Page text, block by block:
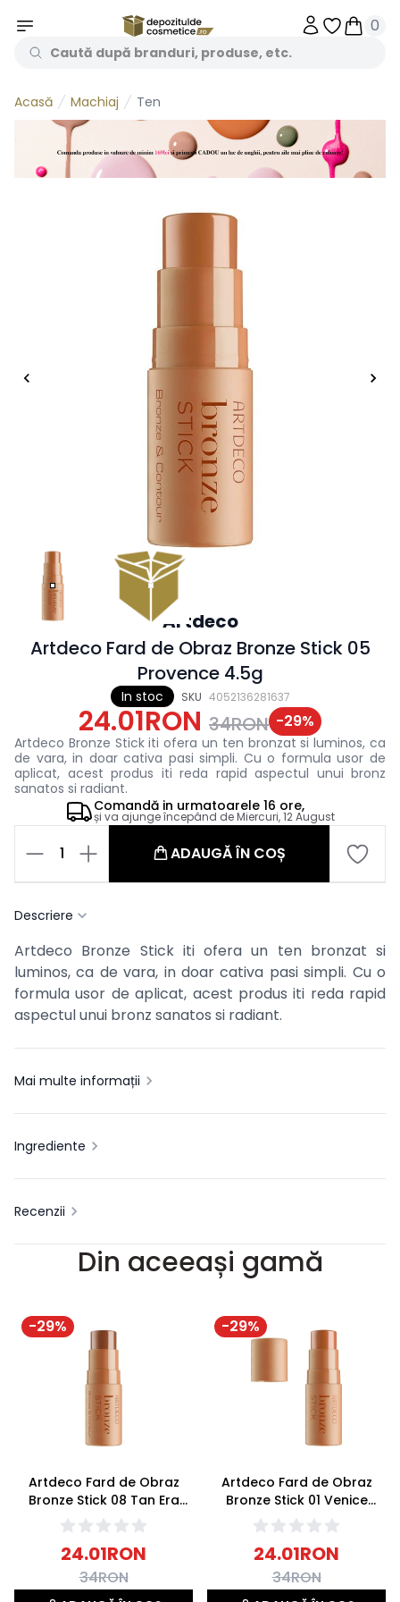
Obiecte
0
Acasă Machiaj Ten
In stoc SKU 4052136281637
Artdeco
Artdeco Fard de Obraz Bronze Stick 05
Provence 4.5g
24.01RON 34RON -29%
Artdeco Bronze Stick iti ofera un ten bronzat si luminos, ca
de vara, in doar cativa pasi simpli. Cu o formula usor de
aplicat, acest produs iti reda rapid aspectul unui bronz
sanatos si radiant.
Comandă in urmatoarele 16 ore,
și va ajunge începând deMiercuri, 12 August
1 ADAUGĂ ÎN COȘ
Descriere
Artdeco Bronze Stick iti ofera un ten bronzat si
luminos, ca de vara, in doar cativa pasi simpli. Cu o
formula usor de aplicat, acest produs iti reda rapid
aspectul unui bronz sanatos si radiant.
Mai multe informații
Ingrediente
Recenzii
Din aceeași gamă
-29%
Artdeco Fard de Obraz
Bronze Stick 08 Tan Era
4.5g
24.01RON
34RON
-29%
Artdeco Fard de Obraz
Bronze Stick 01 Venice
Beach 4.5g
24.01RON
34RON